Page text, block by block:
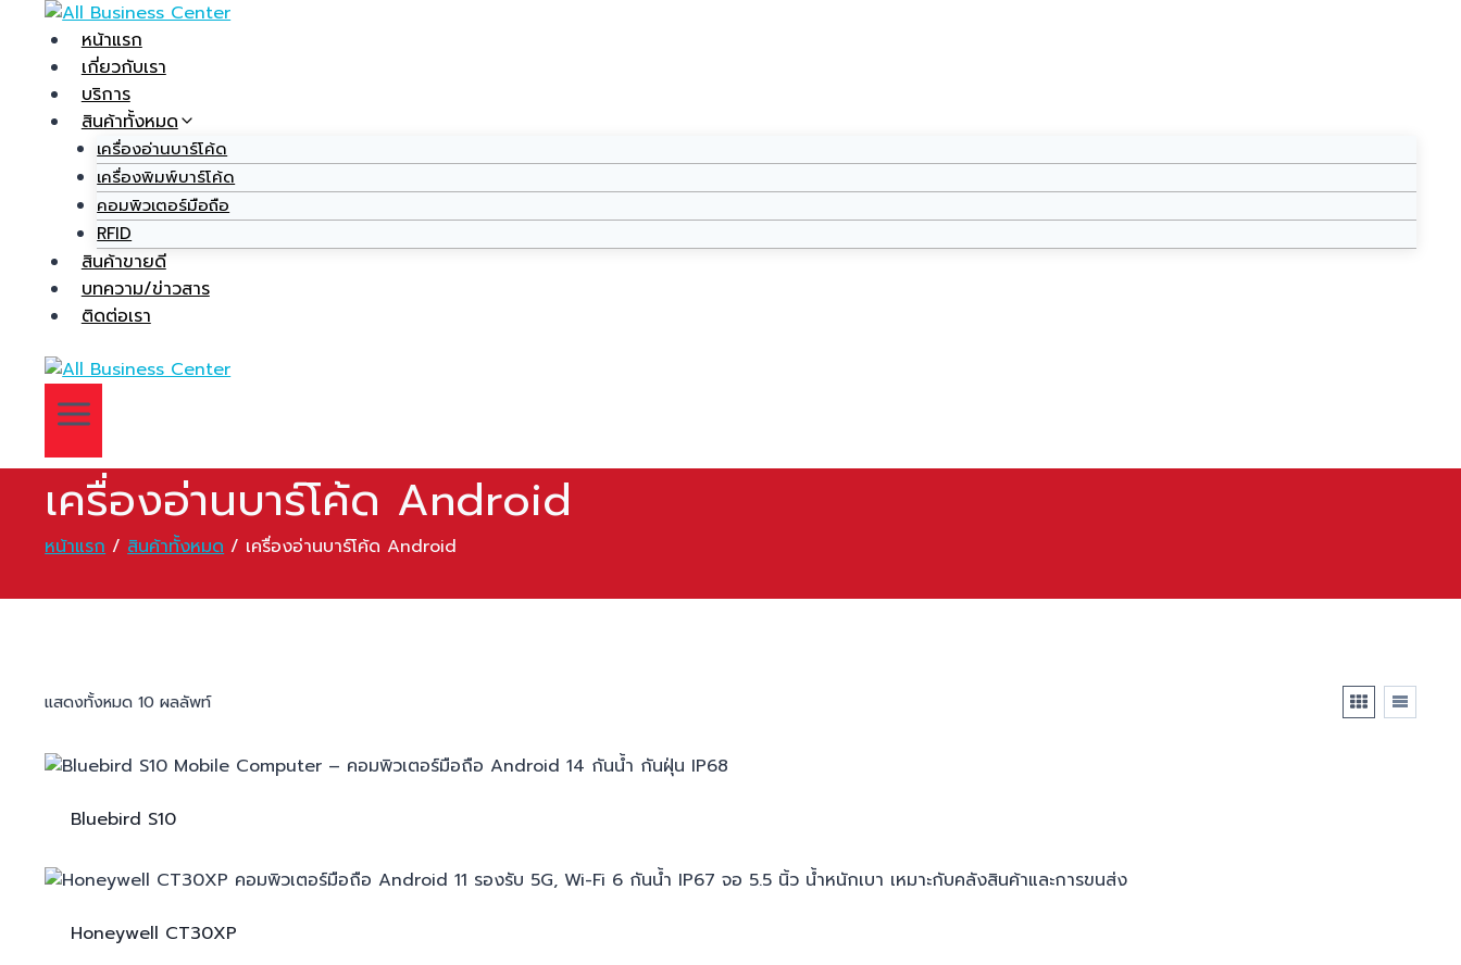
หน้าแรก
เกี่ยวกับเรา
บริการ
สินค้าทั้งหมด
เครื่องอ่านบาร์โค้ด
เครื่องพิมพ์บาร์โค้ด
คอมพิวเตอร์มือถือ
RFID
สินค้าขายดี
บทความ/ข่าวสาร
ติดต่อเรา
เครื่องอ่านบาร์โค้ด Android
หน้าแรก / สินค้าทั้งหมด / เครื่องอ่านบาร์โค้ด Android
แสดงทั้งหมด 10 ผลลัพท์
Bluebird S10
Honeywell CT30XP